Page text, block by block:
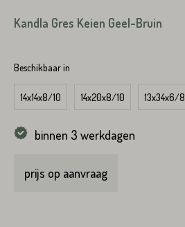
Kandla Gres Keien Geel-Bruin
Beschikbaar in
14x14x8/10 14x20x8/10 13x34x6/8
binnen 3 werkdagen
prijs op aanvraag
Plaats*
VERSTUREN